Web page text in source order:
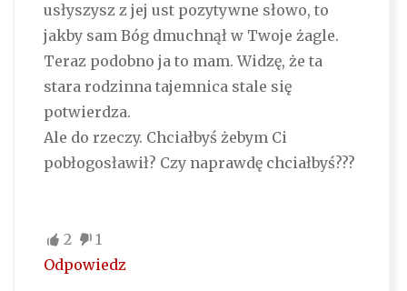
usłyszysz z jej ust pozytywne słowo, to
jakby sam Bóg dmuchnął w Twoje żagle.
Teraz podobno ja to mam. Widzę, że ta
stara rodzinna tajemnica stale się
potwierdza.
Ale do rzeczy. Chciałbyś żebym Ci
pobłogosławił? Czy naprawdę chciałbyś???
2
1
Odpowiedz